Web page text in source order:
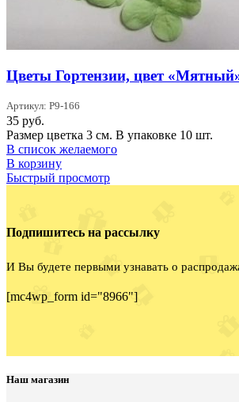
Цветы Гортензии, цвет
Артикул: P9-166
35 руб.
Размер цветка 3 см. В упаковке 10 шт.
В список желаемого
В корзину
Быстрый просмотр
Подпишитесь на рассылку
И Вы будете первыми узнавать о
[mc4wp_form id="8966"]
Наш магазин